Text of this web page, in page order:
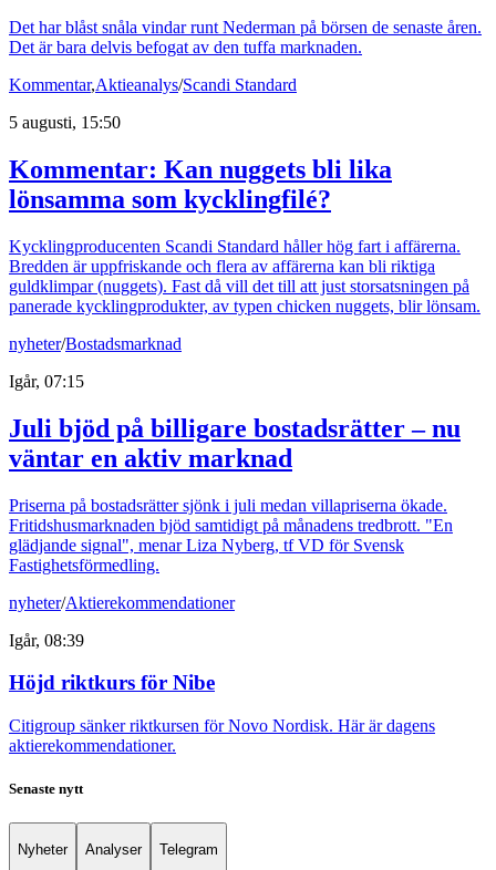
Det har blåst snåla vindar runt Nederman på börsen de senaste åren.
Det är bara delvis befogat av den tuffa marknaden.
Kommentar,Aktieanalys/Scandi Standard
5 augusti, 15:50
Kommentar: Kan nuggets bli lika
lönsamma som kycklingfilé?
Kycklingproducenten Scandi Standard håller hög fart i affärerna.
Bredden är uppfriskande och flera av affärerna kan bli riktiga
guldklimpar (nuggets). Fast då vill det till att just storsatsningen på
panerade kycklingprodukter, av typen chicken nuggets, blir lönsam.
nyheter/Bostadsmarknad
Igår, 07:15
Juli bjöd på billigare bostadsrätter – nu
väntar en aktiv marknad
Priserna på bostadsrätter sjönk i juli medan villapriserna ökade.
Fritidshusmarknaden bjöd samtidigt på månadens tredbrott. "En
glädjande signal", menar Liza Nyberg, tf VD för Svensk
Fastighetsförmedling.
nyheter/Aktierekommendationer
Igår, 08:39
Höjd riktkurs för Nibe
Citigroup sänker riktkursen för Novo Nordisk. Här är dagens
aktierekommendationer.
Senaste nytt
Nyheter Analyser Telegram